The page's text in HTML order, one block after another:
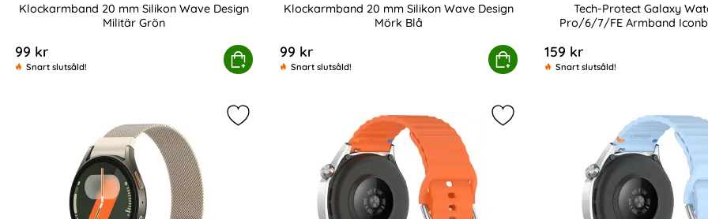
Klockarmband 20 mm Silikon Wave Design
Militär Grön
99 kr
Snart slutsåld!
Köp
Klockarmband 20 mm Silikon Wave Design Militär Grön
Klockarmband 20 mm Silikon Wave Design
Mörk Blå
99 kr
Snart slutsåld!
Köp
Klockarmband 20 mm Silikon Wave Design Mörk Blå
Tech-Protect Galaxy
Pro/6/7/FE Armband
159 kr
Snart slutsåld!
Tech-Protect Galaxy
Markera tech-Protect Galaxy Watch 4/5/5 Pro/6/7/FE Armband MilaneseBand
Markera klockarmband 20 mm